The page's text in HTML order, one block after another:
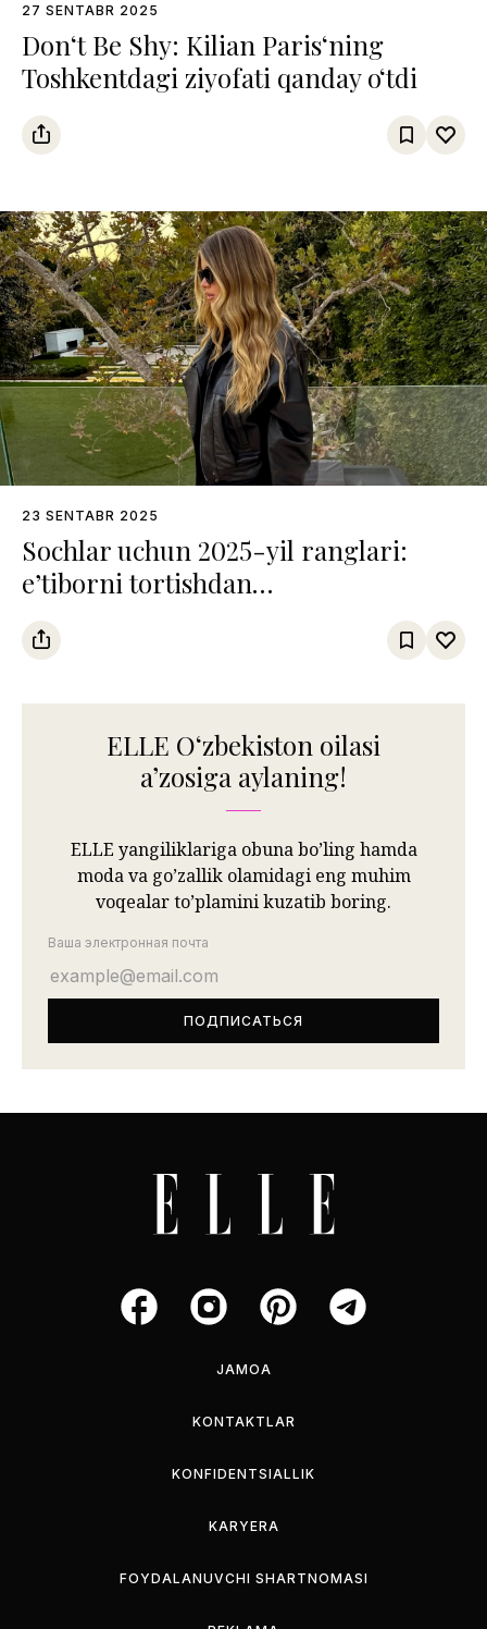
27 SENTABR 2025
Don‘t Be Shy: Kilian Paris‘ning
Toshkentdagi ziyofati qanday o‘tdi
23 SENTABR 2025
Sochlar uchun 2025-yil ranglari:
e’tiborni tortishdan
qo‘rqmaydiganlarga atalgan trendlar
ELLE Oʻzbekiston oilasi
aʼzosiga aylaning!
ELLE yangiliklariga obuna bo’ling hamda
moda va go’zallik olamidagi eng muhim
voqealar to’plamini kuzatib boring.
Ваша электронная почта
JAMOA
KONTAKTLAR
KONFIDENTSIALLIK
KARYERA
FOYDALANUVCHI SHARTNOMASI